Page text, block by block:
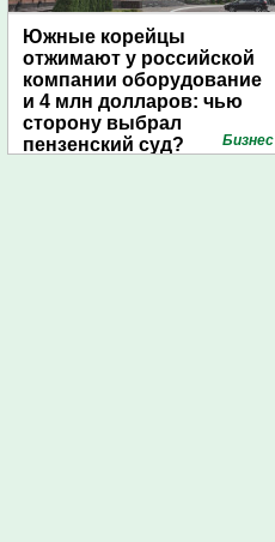
Южные корейцы
отжимают у российской
компании оборудование
и 4 млн долларов: чью
сторону выбрал
пензенский суд?
Бизнес